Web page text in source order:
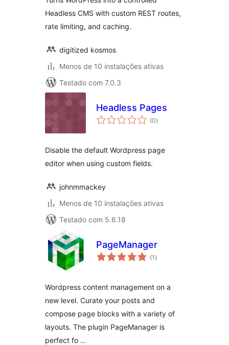
Headless CMS with custom REST routes,
rate limiting, and caching.
digitized kosmos
Menos de 10 instalações ativas
Testado com 7.0.3
Headless Pages
(0avaliações
totais
)
Disable the default Wordpress page
editor when using custom fields.
johnmmackey
Menos de 10 instalações ativas
Testado com 5.6.18
PageManager
(1 avaliações
totais
)
Wordpress content management on a
new level. Curate your posts and
compose page blocks with a variety of
layouts. The plugin PageManager is
perfect fo …